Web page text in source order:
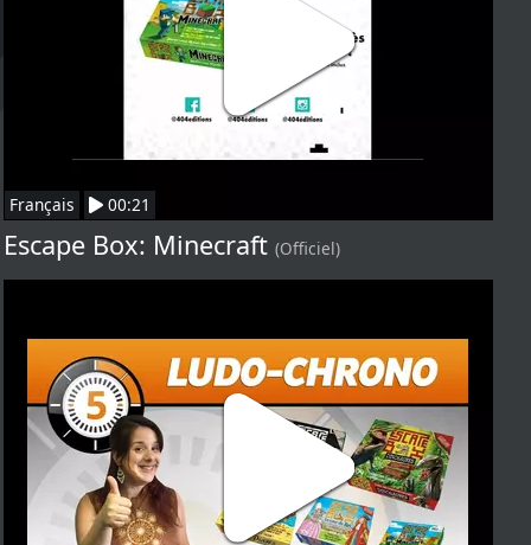
Français 00:21
Escape Box: Minecraft (Officiel)